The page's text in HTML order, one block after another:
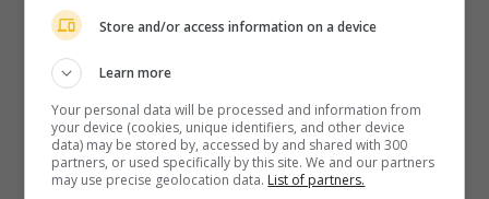
É.-U. 2012. Comédie sentimentale
Michael Ealy,Jerry Ferrara, Meagan Good. Quatre hommes
se servent des recettes d'un best-seller sur les relations
amoureuses pour séduire des femmes qui les appliquent à
la lettre.
Durée: 122 min.
Store and/or access information on a device
Learn more
Your personal data will be processed and information from
your device (cookies, unique identifiers, and other device
data) may be stored by, accessed by and shared with 300
partners, or used specifically by this site. We and our partners
may use precise geolocation data. List of partners.